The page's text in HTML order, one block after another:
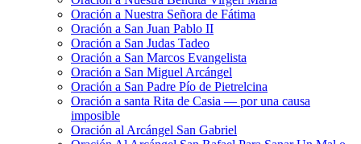
Oración a Nuestra Señora de Fátima
Oración a San Juan Pablo II
Oración a San Judas Tadeo
Oración a San Marcos Evangelista
Oración a San Miguel Arcángel
Oración a San Padre Pío de Pietrelcina
Oración a santa Rita de Casia — por una causa
imposible
Oración al Arcángel San Gabriel